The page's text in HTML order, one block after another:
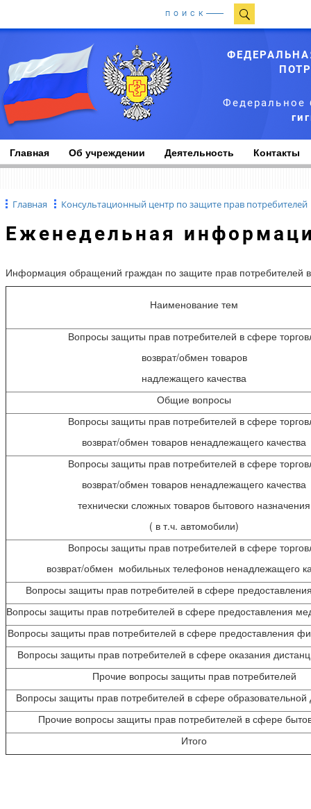
ПОИСК
Федеральное
Главная Об учреждении Деятельность Контакты
Главная Консультационный центр по защите прав потребителей
Еженедельная
Информация обращений граждан по защите прав потребителей
Наименование тем
Вопросы защиты прав потребителей в сфере
возврат/обмен товаров
надлежащего качества
Общие вопросы
Вопросы защиты прав потребителей в сфере
возврат/обмен товаров ненадлежащего качества
Вопросы защиты прав потребителей в сфере
возврат/обмен товаров ненадлежащего качества
технически сложных товаров бытового назначения
( в т.ч. автомобили)
Вопросы защиты прав потребителей в сфере
возврат/обмен мобильных телефонов ненадлежащего
Вопросы защиты прав потребителей в сфере
Вопросы защиты прав потребителей в сфере предоставления
Вопросы защиты прав потребителей в сфере предоставления
Вопросы защиты прав потребителей в сфере оказания
Прочие вопросы защиты прав потребителей
Вопросы защиты прав потребителей в сфере образовательной
Прочие вопросы защиты прав потребителей в сфере
Итого